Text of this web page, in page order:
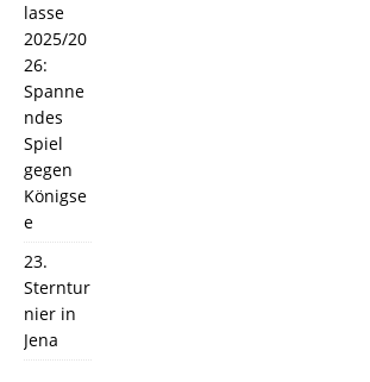
lasse
2025/20
26:
Spanne
ndes
Spiel
gegen
Königse
e
23.
Sterntur
nier in
Jena